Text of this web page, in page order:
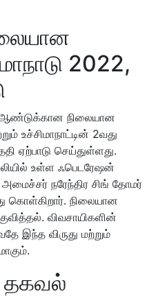
2022,
நிலையான
உச்சிமாநாட்டின் 2வது
ஏற்பாடு செய்துள்ளது.
உள்ள ஃபெடரேஷன்
நரேந்திர சிங் தோமர்
கொள்கிறார். நிலையான
விவசாயிகளின்
இந்த விருது மற்றும்
தகவல்